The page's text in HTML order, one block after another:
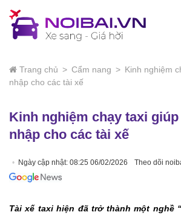
Trang chủ > Cẩm nang > Kinh nghiệm
nhập cho các tài xế
Kinh nghiệm chạy taxi
nhập cho các tài xế
Ngày cập nhật: 08:25 06/02/2026 Theo dõi
Tài xế taxi hiện đã trở thành một nghề